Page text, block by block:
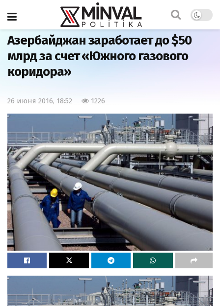
Главная Азербайджан
Азербайджан заработает до $50
млрд за счет «Южного газового
коридора»
26 июня 2016, 18:52 1226